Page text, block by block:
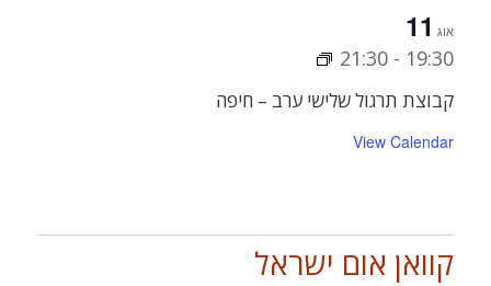
אוג 11
19:30
-
21:30
קבוצת תרגול שלישי ערב – חיפה
View Calendar
קוואן אום ישראל